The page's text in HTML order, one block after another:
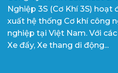
Nghiệp 3S (Cơ Khí 3S)
xuất hệ thống Cơ khí công
nghiệp tại Việt Nam. Với
Xe đẩy, Xe thang di động...